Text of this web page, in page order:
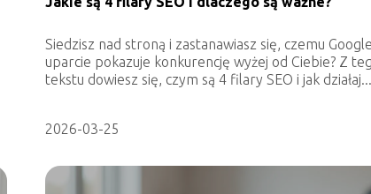
Siedzisz nad stroną i zastanawiasz się, czemu
uparcie pokazuje konkurencję wyżej od Ciebie? Z
tekstu dowiesz się, czym są 4 filary SEO i jak
2026-03-25